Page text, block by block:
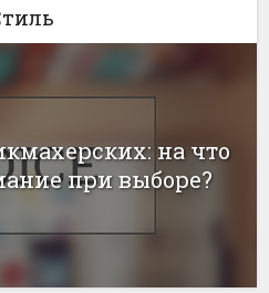
на что
при выборе?